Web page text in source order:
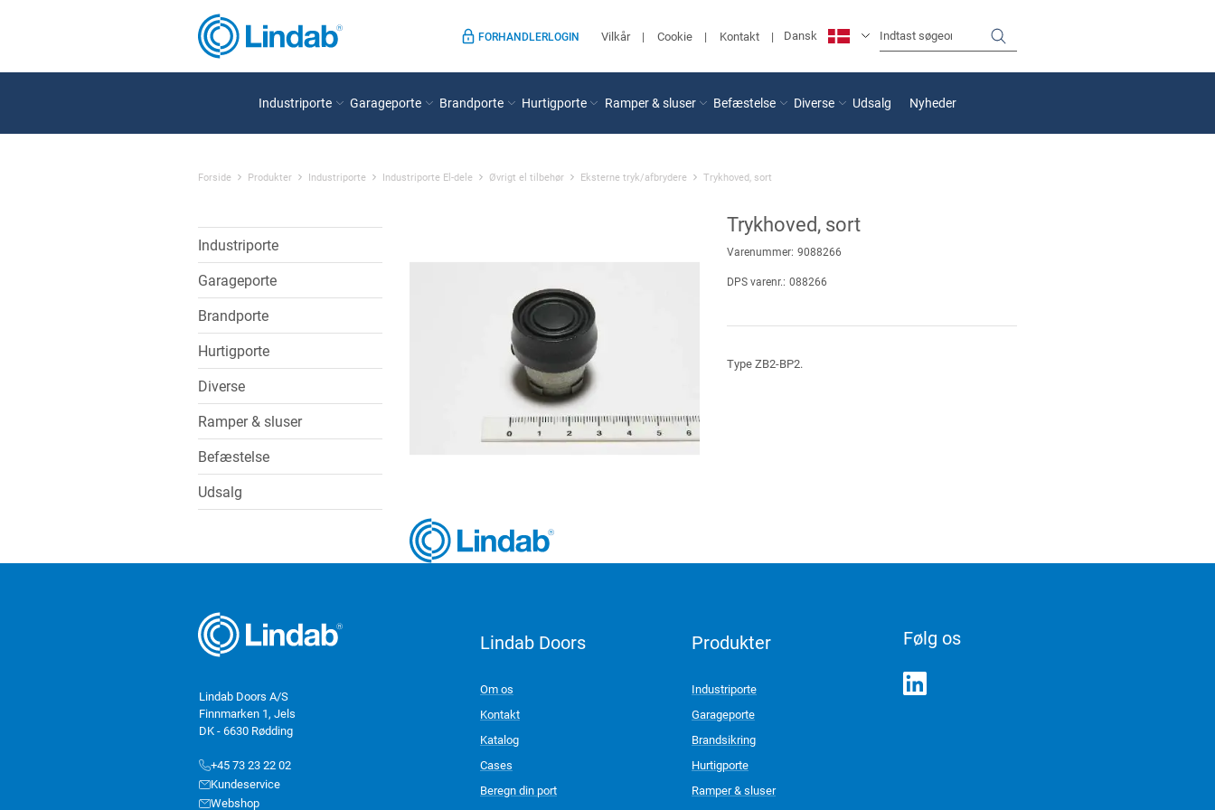
FORHANDLERLOGIN Vilkår Cookie Kontakt Dansk
Industriporte Garageporte Brandporte Hurtigporte Ramper & sluser Befæstelse Diverse Udsalg Nyheder
Forside Produkter Industriporte Industriporte El-dele Øvrigt el tilbehør Eksterne tryk/afbrydere Trykhoved, sort
Industriporte
Garageporte
Brandporte
Hurtigporte
Diverse
Ramper & sluser
Befæstelse
Udsalg
Trykhoved, sort
Varenummer: 9088266
DPS varenr.: 088266
Type ZB2-BP2.
Lindab Doors A/S
Finnmarken 1, Jels
DK - 6630 Rødding
+45 73 23 22 02
Kundeservice
Webshop
Lindab Doors
Om os
Kontakt
Katalog
Cases
Beregn din port
Produkter
Industriporte
Garageporte
Brandsikring
Hurtigporte
Ramper & sluser
Følg os